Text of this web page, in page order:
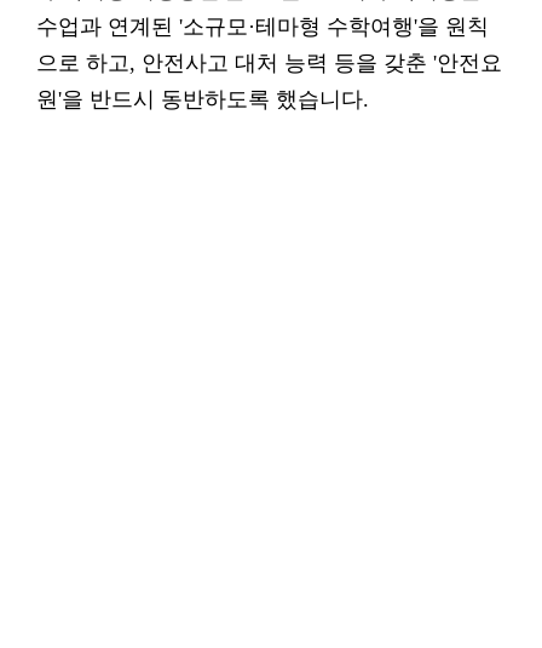
수업과 연계된 '소규모·테마형 수학여행'을 원칙
으로 하고, 안전사고 대처 능력 등을 갖춘 '안전요
원'을 반드시 동반하도록 했습니다.